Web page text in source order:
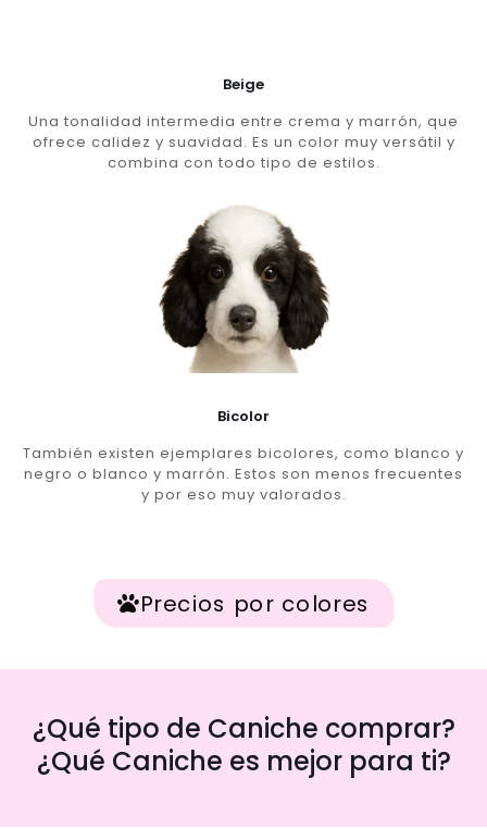
Beige
Una tonalidad intermedia entre crema y marrón, que
ofrece calidez y suavidad. Es un color muy versátil y
combina con todo tipo de estilos.
Bicolor
También existen ejemplares bicolores, como blanco y
negro o blanco y marrón. Estos son menos frecuentes
y por eso muy valorados.
Precios por colores
¿Qué tipo de Caniche comprar?
¿Qué Caniche es mejor para ti?